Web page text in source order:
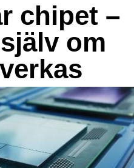
chipet –
om